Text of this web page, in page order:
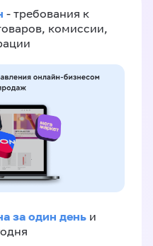
- требования к
комиссии,
за один день и